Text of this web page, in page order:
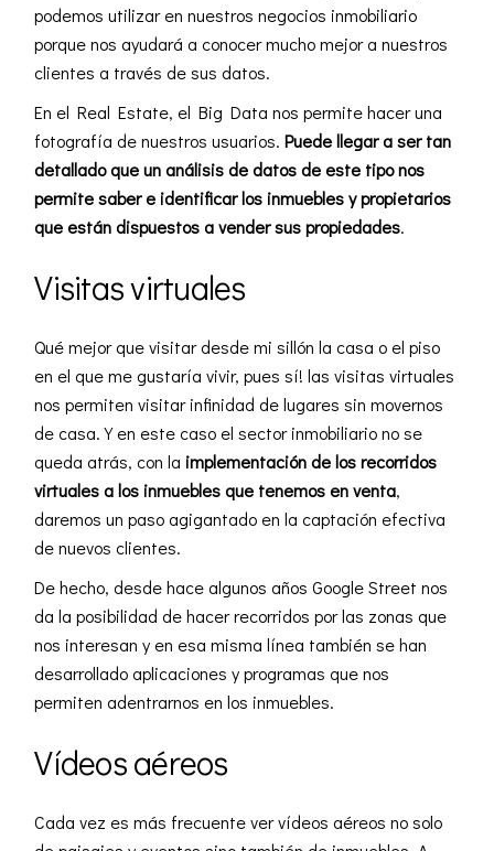
podemos utilizar en nuestros negocios inmobiliario
porque nos ayudará a conocer mucho mejor a nuestros
clientes a través de sus datos.
En el Real Estate, el Big Data nos permite hacer una
fotografía de nuestros usuarios.Puede llegar a ser tan
detallado que un análisis de datos de este tipo nos
permite saber e identificar los inmuebles y propietarios
que están dispuestos a vender sus propiedades.
Visitas virtuales
Qué mejor que visitar desde mi sillón la casa o el piso
en el que me gustaría vivir, pues sí! las visitas virtuales
nos permiten visitar infinidad de lugares sin movernos
de casa. Y en este caso el sector inmobiliario no se
queda atrás, con la implementación de los recorridos
virtuales a los inmuebles que tenemos en venta,
daremos un paso agigantado en la captación efectiva
de nuevos clientes.
De hecho, desde hace algunos años Google Street nos
da la posibilidad de hacer recorridos por las zonas que
nos interesan y en esa misma línea también se han
desarrollado aplicaciones y programas que nos
permiten adentrarnos en los inmuebles.
Vídeos aéreos
Cada vez es más frecuente ver vídeos aéreos no solo